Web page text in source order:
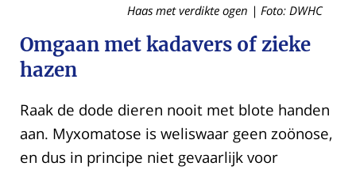
Haas met verdikte ogen | Foto: DWHC
Omgaan met kadavers of zieke
hazen
Raak de dode dieren nooit met blote handen
aan. Myxomatose is weliswaar geen zoönose,
en dus in principe niet gevaarlijk voor